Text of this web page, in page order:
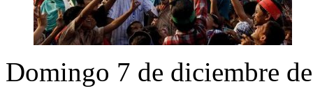
Domingo 7 de diciembre